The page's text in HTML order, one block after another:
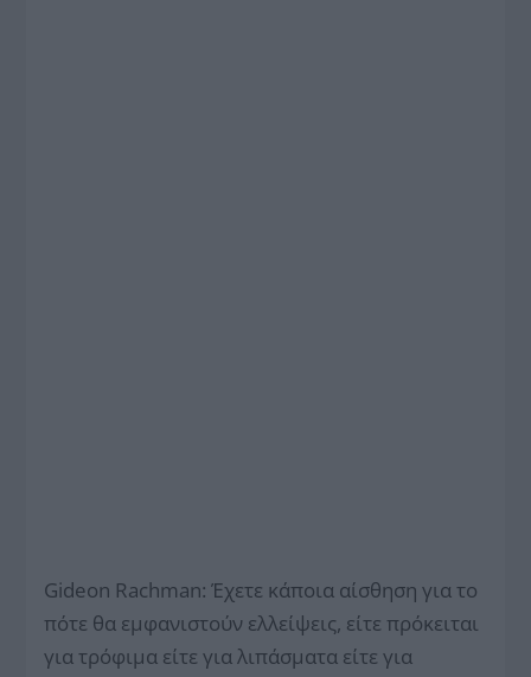
Gideon Rachman: Έχετε κάποια αίσθηση για το
πότε θα εμφανιστούν ελλείψεις, είτε πρόκειται
για τρόφιμα είτε για λιπάσματα είτε για